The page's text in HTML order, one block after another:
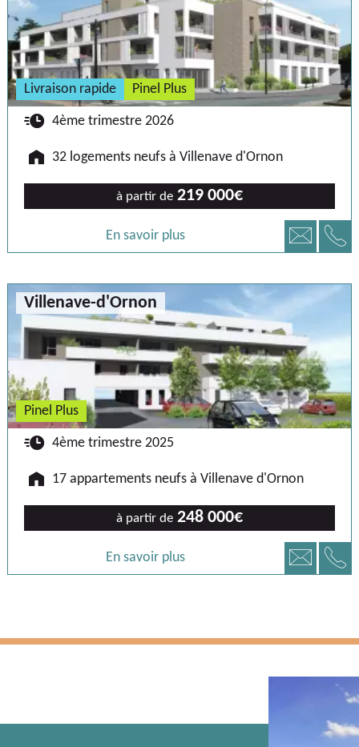
Livraison rapide Pinel Plus
🕐 4ème trimestre 2026
🏠 32 logements neufs à Villenave d'Ornon
à partir de 219 000€
En savoir plus 📧 📞
Villenave-d'Ornon
Pinel Plus
🕐 4ème trimestre 2025
🏠 17 appartements neufs à Villenave d'Ornon
à partir de 248 000€
En savoir plus 📧 📞